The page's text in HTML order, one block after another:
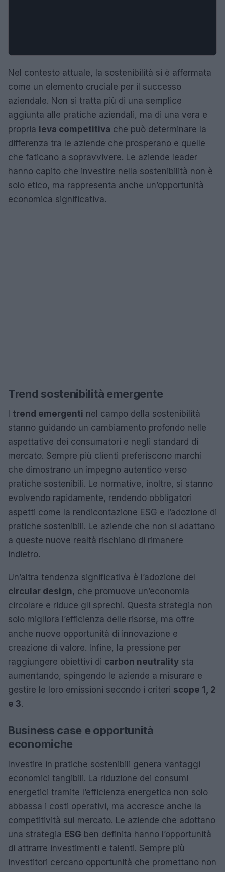
Nel contesto attuale, la sostenibilità si è affermata
come un elemento cruciale per il successo
aziendale. Non si tratta più di una semplice
aggiunta alle pratiche aziendali, ma di una vera e
propria leva competitiva che può determinare la
differenza tra le aziende che prosperano e quelle
che faticano a sopravvivere. Le aziende leader
hanno capito che investire nella sostenibilità non è
solo etico, ma rappresenta anche un’opportunità
economica significativa.
Trend sostenibilità emergente
I trend emergenti nel campo della sostenibilità
stanno guidando un cambiamento profondo nelle
aspettative dei consumatori e negli standard di
mercato. Sempre più clienti preferiscono marchi
che dimostrano un impegno autentico verso
pratiche sostenibili. Le normative, inoltre, si stanno
evolvendo rapidamente, rendendo obbligatori
aspetti come la rendicontazione ESG e l’adozione di
pratiche sostenibili. Le aziende che non si adattano
a queste nuove realtà rischiano di rimanere
indietro.
Un’altra tendenza significativa è l’adozione del
circular design, che promuove un’economia
circolare e riduce gli sprechi. Questa strategia non
solo migliora l’efficienza delle risorse, ma offre
anche nuove opportunità di innovazione e
creazione di valore. Infine, la pressione per
raggiungere obiettivi di carbon neutrality sta
aumentando, spingendo le aziende a misurare e
gestire le loro emissioni secondo i criteri scope 1, 2
e 3.
Business case e opportunità
economiche
Investire in pratiche sostenibili genera vantaggi
economici tangibili. La riduzione dei consumi
energetici tramite l’efficienza energetica non solo
abbassa i costi operativi, ma accresce anche la
competitività sul mercato. Le aziende che adottano
una strategia ESG ben definita hanno l’opportunità
di attrarre investimenti e talenti. Sempre più
investitori cercano opportunità che promettano non